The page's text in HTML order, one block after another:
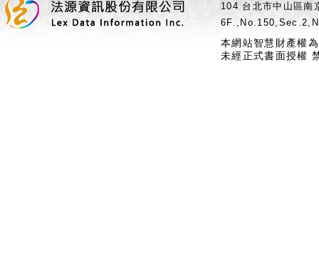
104 台北市中山區
本網站智慧財產權
未經正式書面授權